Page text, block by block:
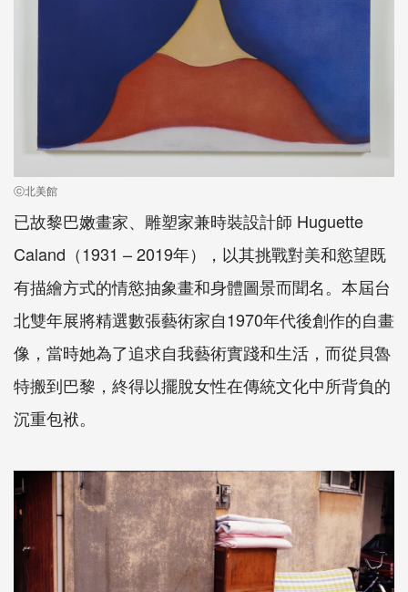
ⓒ北美館
已故黎巴嫩畫家、雕塑家兼時裝設計師 Huguette
Caland（1931 – 2019年），以其挑戰對美和慾望既
有描繪方式的情慾抽象畫和身體圖景而聞名。本屆台
北雙年展將精選數張藝術家自1970年代後創作的自畫
像，當時她為了追求自我藝術實踐和生活，而從貝魯
特搬到巴黎，終得以擺脫女性在傳統文化中所背負的
沉重包袱。